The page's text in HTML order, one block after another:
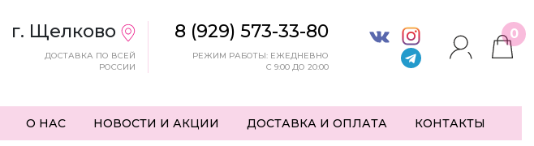
г. Щелково
ДОСТАВКА ПО ВСЕЙ
РОССИИ
8 (929) 573-33-80
РЕЖИМ РАБОТЫ: ЕЖЕДНЕВНО
С 9:00 ДО 20:00
0
О НАС НОВОСТИ И АКЦИИ ДОСТАВКА И ОПЛАТА КОНТАКТЫ